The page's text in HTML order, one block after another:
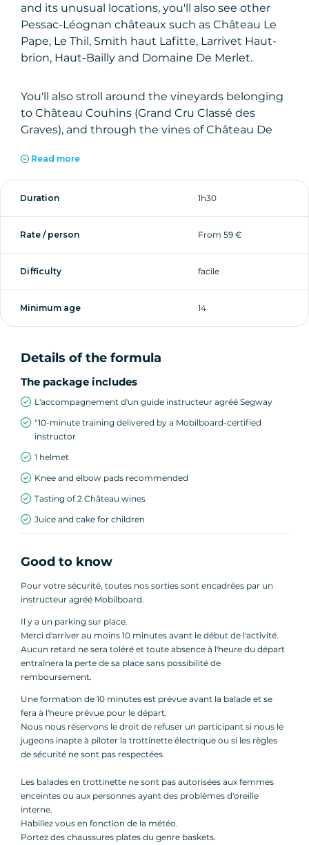
and its unusual locations, you'll also see other
Pessac-Léognan châteaux such as Château Le
Pape, Le Thil, Smith haut Lafitte, Larrivet Haut-
brion, Haut-Bailly and Domaine De Merlet.
You'll also stroll around the vineyards belonging
to Château Couhins (Grand Cru Classé des
Graves), and through the vines of Château De
Tuesday to Friday:
tasting of 2 Château La Louvière wines.
Saturday and Monday:
Your tour ends with a wine tasting of 2 Château
visit to the winery).
Read more
Duration 1h30
Rate / person From 59 €
Difficulty facile
Minimum age 14
Details of the formula
The package includes
L'accompagnement d'un guide instructeur agréé Segway
"10-minute training delivered by a Mobilboard-certified
instructor
1 helmet
Knee and elbow pads recommended
Tasting of 2 Château wines
Juice and cake for children
Good to know
Pour votre sécurité, toutes nos sorties sont encadrées par un
instructeur agréé Mobilboard.
Il y a un parking sur place.
Merci d'arriver au moins 10 minutes avant le début de l'activité.
Aucun retard ne sera toléré et toute absence à l'heure du départ
entraînera la perte de sa place sans possibilité de
remboursement.
Une formation de 10 minutes est prévue avant la balade et se
fera à l'heure prévue pour le départ.
Nous nous réservons le droit de refuser un participant si nous le
jugeons inapte à piloter la trottinette électrique ou si les règles
de sécurité ne sont pas respectées.
Les balades en trottinette ne sont pas autorisées aux femmes
enceintes ou aux personnes ayant des problèmes d'oreille
interne.
Habillez vous en fonction de la météo.
Portez des chaussures plates du genre baskets.